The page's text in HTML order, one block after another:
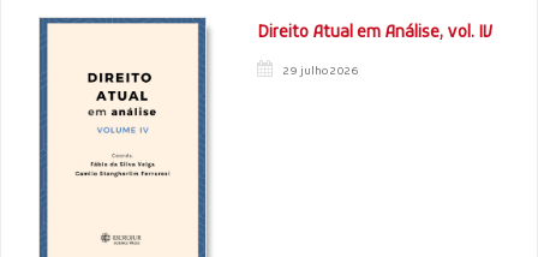
Direito Atual em Análise, vol. IV
29 julho 2026